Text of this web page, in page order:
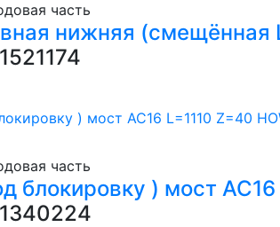
часть
нижняя
часть
блокировку ) мост АС16